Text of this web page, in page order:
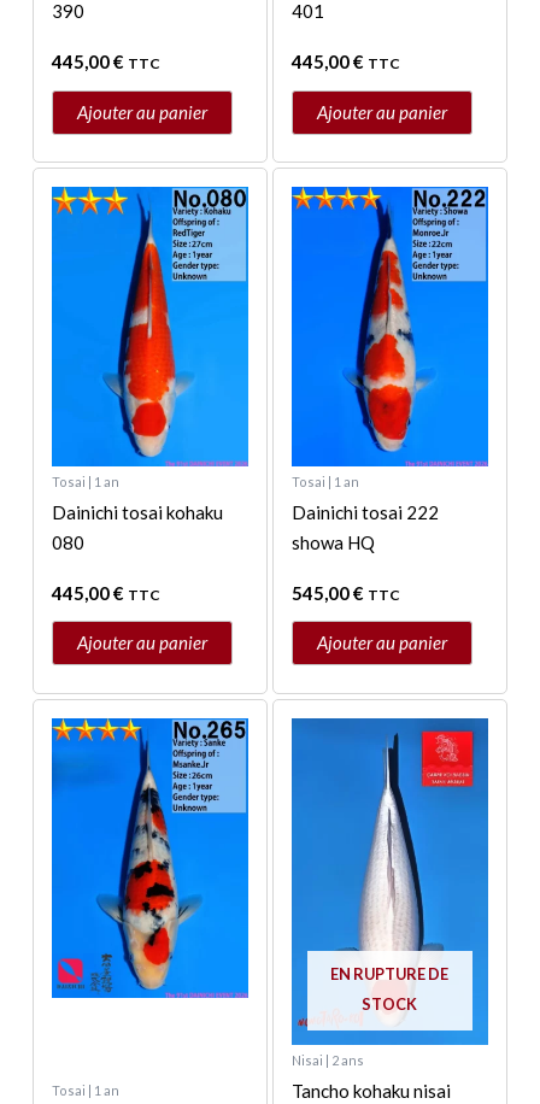
390
445,00€ TTC
Ajouter au panier
401
445,00€ TTC
Ajouter au panier
Tosai | 1 an
Dainichi tosai kohaku
080
445,00€ TTC
Ajouter au panier
Tosai | 1 an
Dainichi tosai 222
showa HQ
545,00€ TTC
Ajouter au panier
Tosai | 1 an
EN RUPTURE DE
STOCK
Nisai | 2 ans
Tancho kohaku nisai